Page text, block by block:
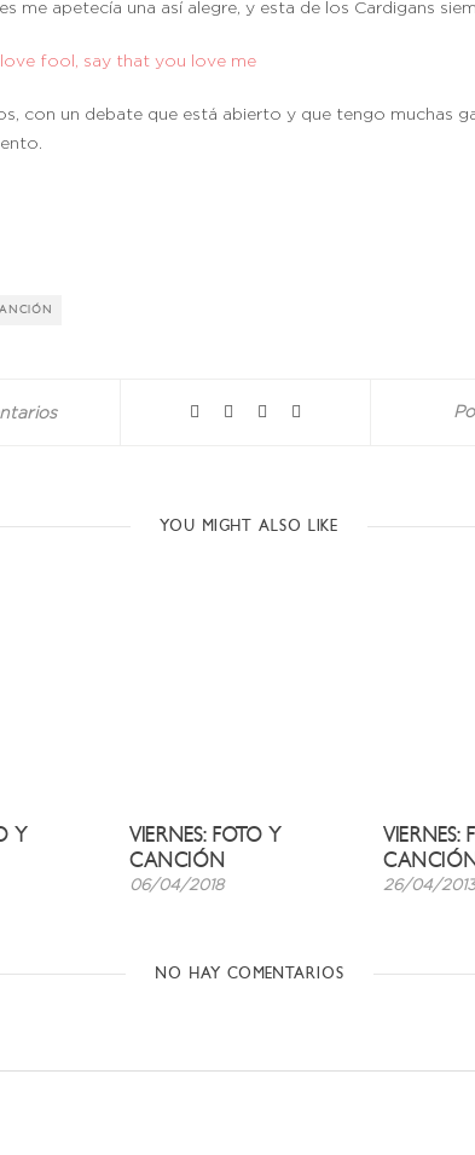
me apetecía una así alegre, y esta de los Cardigans
love fool, say that you love me
con un debate que está abierto y que tengo muchas
YOU MIGHT ALSO LIKE
Y
VIERNES: FOTO Y
CANCIÓN
06/04/2018
VIERNES:
CANCIÓN
26/04/2013
NO HAY COMENTARIOS